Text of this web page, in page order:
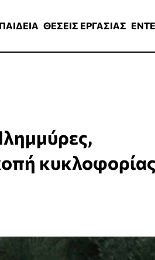
ΠΑΙΔΕΙΑ ΘΕΣΕΙΣ ΕΡΓΑΣΙΑΣ